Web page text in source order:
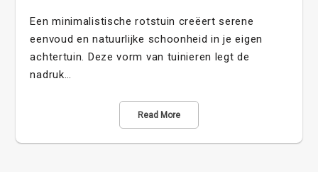
Een minimalistische rotstuin creëert serene
eenvoud en natuurlijke schoonheid in je eigen
achtertuin. Deze vorm van tuinieren legt de
nadruk…
Read More